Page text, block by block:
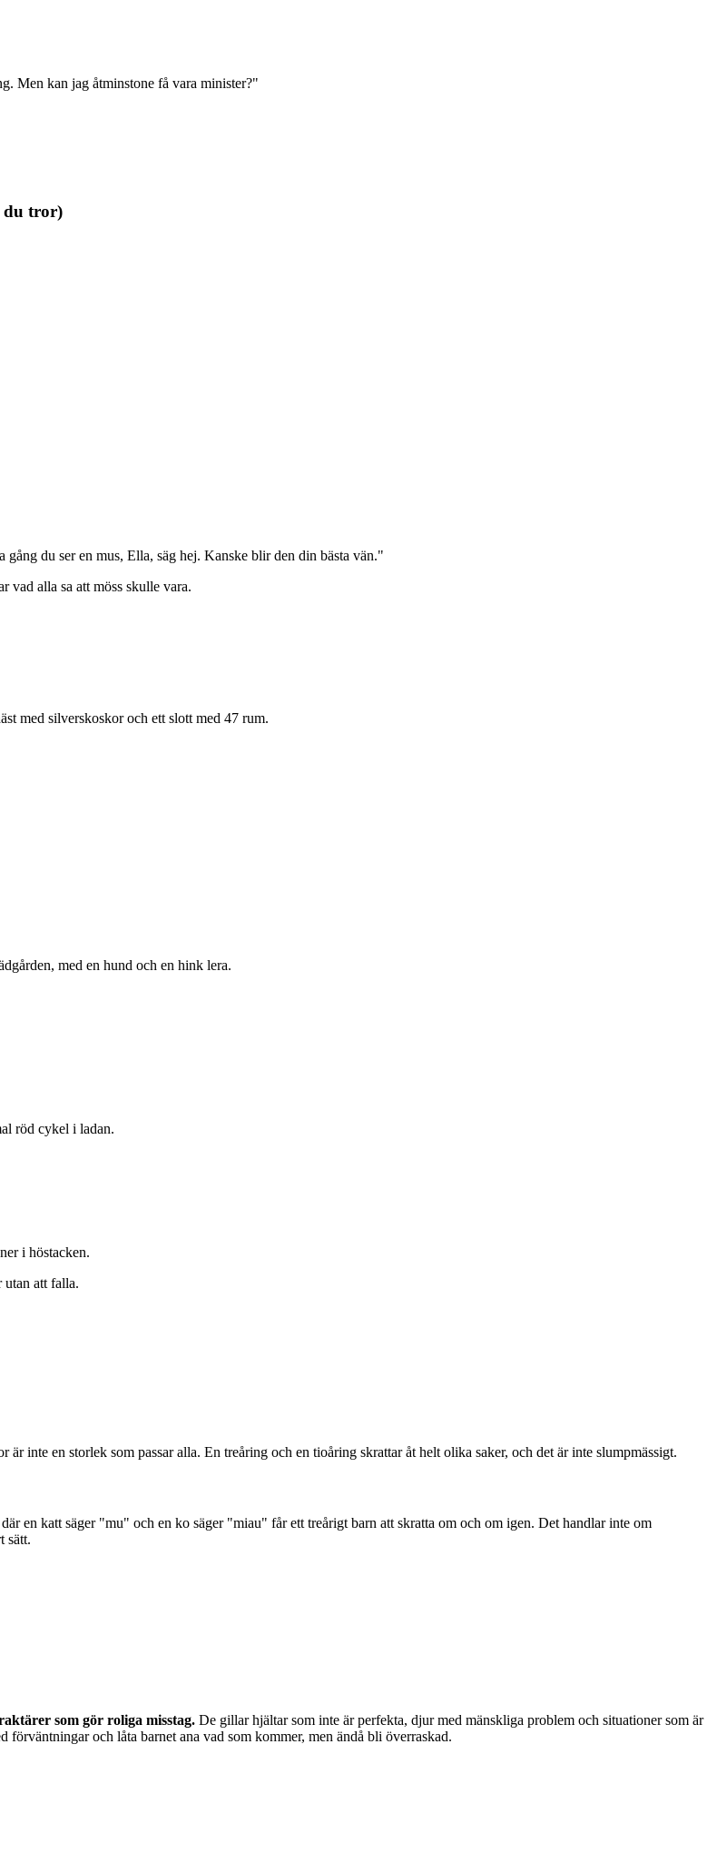
Men kan jag åtminstone få vara minister?"
du tror)
du ser en mus, Ella, säg hej. Kanske blir den din bästa vän."
vad alla sa att möss skulle vara.
med silverskoskor och ett slott med 47 rum.
med en hund och en hink lera.
röd cykel i ladan.
i höstacken.
utan att falla.
inte en storlek som passar alla. En treåring och en tioåring skrattar åt helt olika saker, och det är inte slumpmässigt.
en katt säger "mu" och en ko säger "miau" får ett treårigt barn att skratta om och om igen. Det handlar inte om
sätt.
som gör roliga misstag. De gillar hjältar som inte är perfekta, djur med mänskliga problem och situationer som är
och låta barnet ana vad som kommer, men ändå bli överraskad.